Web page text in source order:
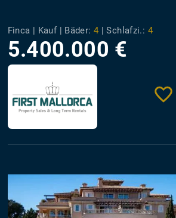
Finca | Kauf | Bäder: 4 |Schlafzi.: 4
5.400.000 €